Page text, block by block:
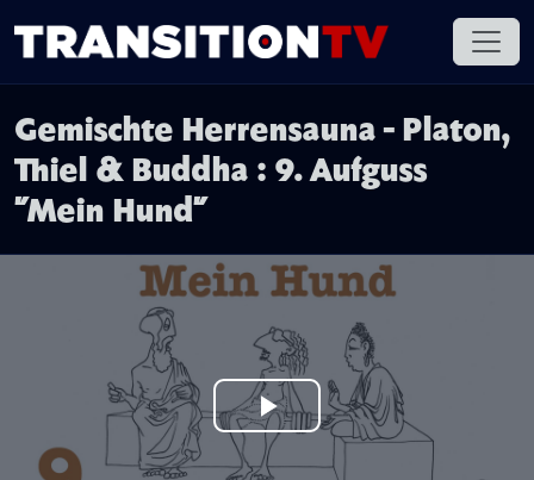
Gemischte Herrensauna - Platon,
Thiel & Buddha : 9. Aufguss
"Mein Hund"